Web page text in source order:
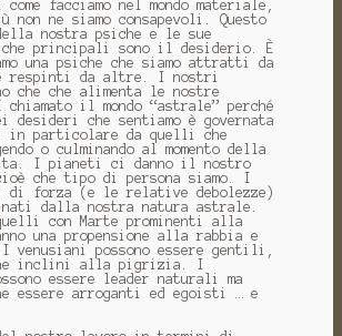
facciamo nel mondo materiale,
non ne siamo consapevoli. Questo
nostra psiche e le sue
principali sono il desiderio.
È
una psiche che siamo attratti da
respinti da altre.
I nostri
che che alimenta le nostre
chiamato il mondo “astrale” perché
desideri che sentiamo è governata
in particolare da quelli che
o culminando al momento della
I pianeti ci danno il nostro
che tipo di persona siamo.
I
di forza (e le relative debolezze)
dalla nostra natura astrale.
quelli con Marte prominenti alla
una propensione alla rabbia e
I venusiani possono essere gentili,
inclini alla pigrizia.
I
essere leader naturali ma
essere arroganti ed egoisti … e